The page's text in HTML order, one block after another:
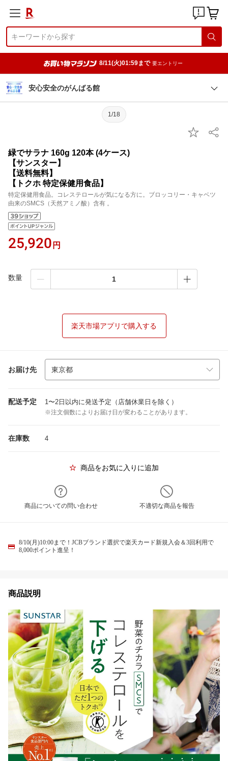
8/11(火)01:59まで 要エントリー
安心安全のがんばる館
1/18
緑でサラナ 160g 120本 (4ケース)
【サンスター】
【送料無料】
【トクホ 特定保健用食品】
特定保健用食品。コレステロールが気になる方に。ブロッコリー・キャベツ
由来のSMCS（天然アミノ酸）含有 。
25,920 円
数量
楽天市場アプリで購入する
お届け先
配送予定 1〜2日以内に発送予定（店舗休業日を除く）
※注文個数によりお届け日が変わることがあります。
在庫数 4
商品をお気に入りに追加
商品についての問い合わせ 不適切な商品を報告
8/10(月)10:00まで！JCBブランド選択で楽天カード新規入会＆3回利用で
8,000ポイント進呈！
商品説明